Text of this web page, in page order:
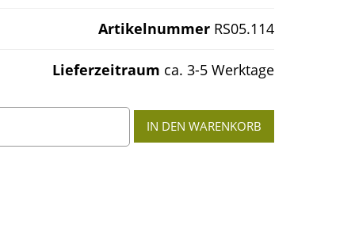
Artikelnummer RS05.114
Lieferzeitraum ca. 3-5 Werktage